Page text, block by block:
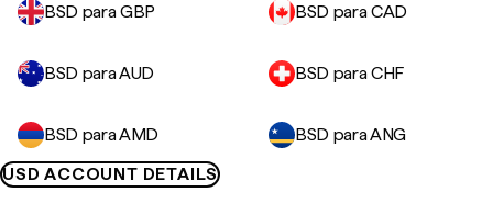
BSD para GBP BSD para CAD
BSD para AUD BSD para CHF
BSD para AMD
BSD para ANG
USD ACCOUNT DETAILS